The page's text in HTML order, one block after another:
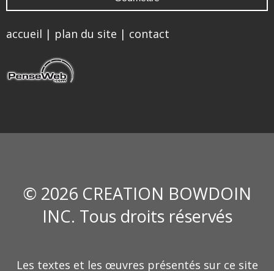
accueil | plan du site | contact
© 2026 CREATION BOWDOIN
INC. Tous droits réservés
Les textes et les œuvres présentés sur ce site